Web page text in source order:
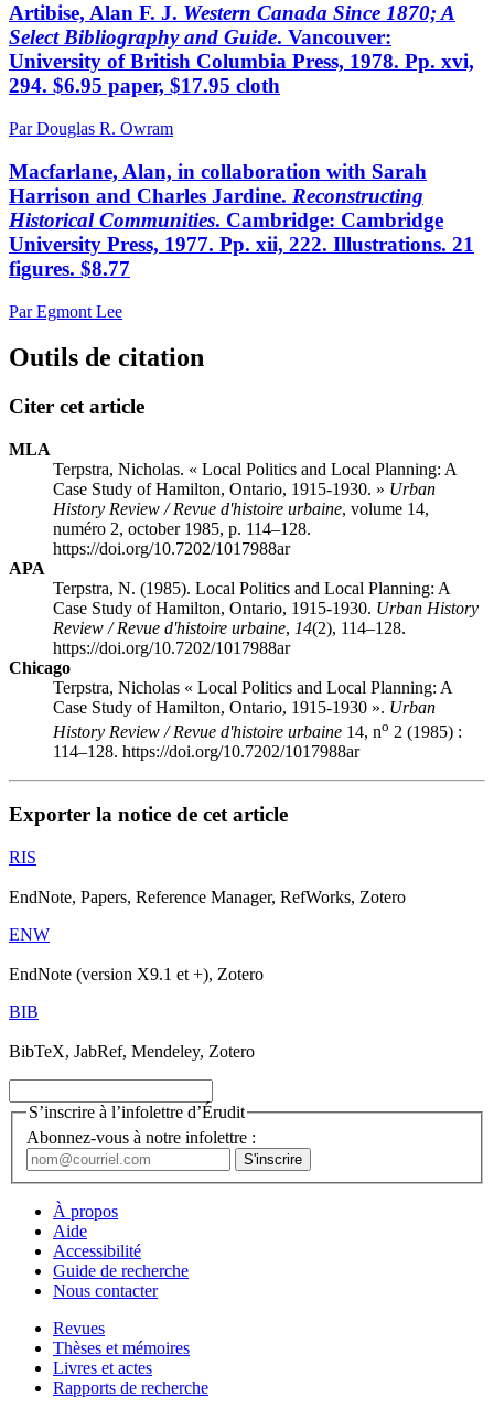
Artibise, Alan F. J. Western Canada Since 1870; A
Select Bibliography and Guide. Vancouver:
University of British Columbia Press, 1978. Pp. xvi,
294. $6.95 paper, $17.95 cloth
Par Douglas R. Owram
Macfarlane, Alan, in collaboration with Sarah
Harrison and Charles Jardine. Reconstructing
Historical Communities. Cambridge: Cambridge
University Press, 1977. Pp. xii, 222. Illustrations. 21
figures. $8.77
Par Egmont Lee
Outils de citation
Citer cet article
MLA
Terpstra, Nicholas. « Local Politics and Local Planning: A
Case Study of Hamilton, Ontario, 1915-1930. » Urban
History Review / Revue d'histoire urbaine, volume 14,
numéro 2, october 1985, p. 114–128.
https://doi.org/10.7202/1017988ar
APA
Terpstra, N. (1985). Local Politics and Local Planning: A
Case Study of Hamilton, Ontario, 1915-1930. Urban History
Review / Revue d'histoire urbaine, 14(2), 114–128.
https://doi.org/10.7202/1017988ar
Chicago
Terpstra, Nicholas « Local Politics and Local Planning: A
Case Study of Hamilton, Ontario, 1915-1930 ». Urban
History Review / Revue d'histoire urbaine 14, no 2 (1985) :
114–128. https://doi.org/10.7202/1017988ar
Exporter la notice de cet article
RIS
EndNote, Papers, Reference Manager, RefWorks, Zotero
ENW
EndNote (version X9.1 et +), Zotero
BIB
BibTeX, JabRef, Mendeley, Zotero
S’inscrire à l’infolettre d’Érudit
Abonnez-vous à notre infolettre :
À propos
Aide
Accessibilité
Guide de recherche
Nous contacter
Revues
Thèses et mémoires
Livres et actes
Rapports de recherche